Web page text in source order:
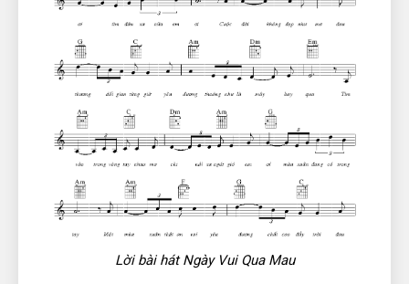
Lời bài hát Ngày Vui Qua Mau